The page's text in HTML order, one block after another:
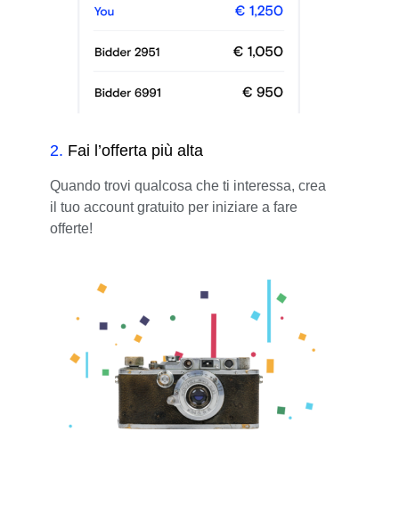
2. Fai l’offerta più alta
Quando trovi qualcosa che ti interessa, crea
il tuo account gratuito per iniziare a fare
offerte!